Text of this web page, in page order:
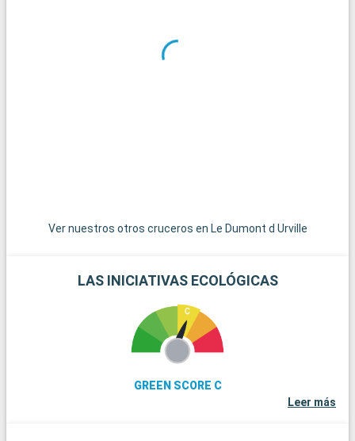
Ver nuestros otros cruceros en Le Dumont d Urville
LAS INICIATIVAS ECOLÓGICAS
GREEN SCORE C
Leer más